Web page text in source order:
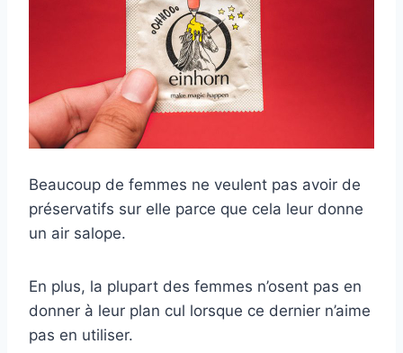
Beaucoup de femmes ne veulent pas avoir de
préservatifs sur elle parce que cela leur donne
un air salope.
En plus, la plupart des femmes n’osent pas en
donner à leur plan cul lorsque ce dernier n’aime
pas en utiliser.